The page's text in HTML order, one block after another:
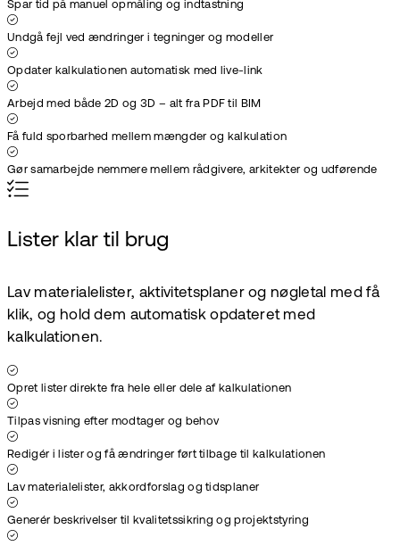
Spar tid på manuel opmåling og indtastning
Undgå fejl ved ændringer i tegninger og modeller
Opdater kalkulationen automatisk med live-link
Arbejd med både 2D og 3D – alt fra PDF til BIM
Få fuld sporbarhed mellem mængder og kalkulation
Gør samarbejde nemmere mellem rådgivere, arkitekter og udførende
Lister klar til brug
Lav materialelister, aktivitetsplaner og nøgletal med få
klik, og hold dem automatisk opdateret med
kalkulationen.
Opret lister direkte fra hele eller dele af kalkulationen
Tilpas visning efter modtager og behov
Redigér i lister og få ændringer ført tilbage til kalkulationen
Lav materialelister, akkordforslag og tidsplaner
Generér beskrivelser til kvalitetssikring og projektstyring